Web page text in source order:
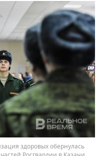
здоровых обернулась